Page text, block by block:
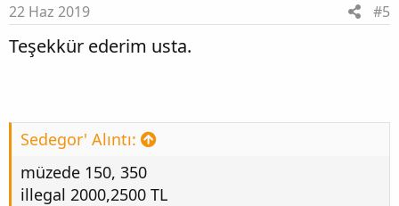
22 Haz 2019 #5
Teşekkür ederim usta.
Sedegor' Alıntı:
müzede 150, 350
illegal 2000,2500 TL